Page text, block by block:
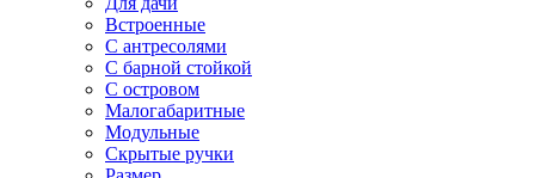
Встроенные
С антресолями
С барной стойкой
С островом
Малогабаритные
Модульные
Скрытые ручки